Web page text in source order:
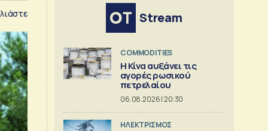
Stream
COMMODITIES
Η Κίνα αυξάνει τις
αγορές ρωσικού
πετρελαίου
06.08.2026 | 20:30
ΗΛΕΚΤΡΙΣΜΟΣ